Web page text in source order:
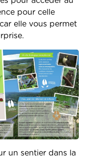
pour celle
elle vous permet
un sentier dans la